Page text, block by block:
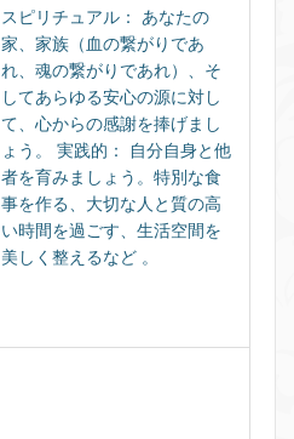
スピリチュアル：
あなたの
家、家族（血の繋がりであ
れ、魂の繋がりであれ）、そ
してあらゆる安心の源に対し
て、心からの感謝を捧げまし
ょう。 実践的：
自分自身と他
者を育みましょう。特別な食
事を作る、大切な人と質の高
い時間を過ごす、生活空間を
美しく整えるなど 。